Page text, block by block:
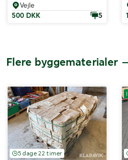
Vejle
500 DKK
5
Flere byggematerialer
5 dage 22 timer